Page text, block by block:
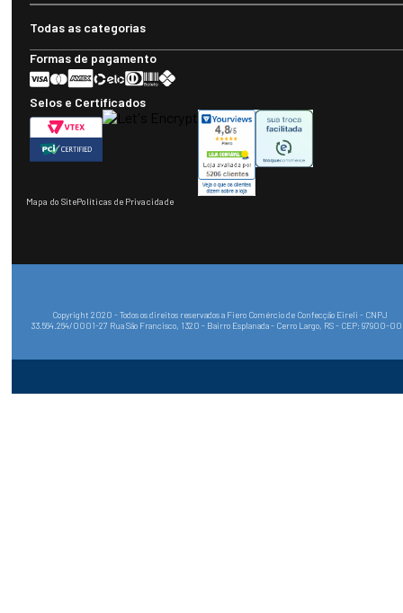
Todas as categorias
Formas de pagamento
Selos e Certificados
Mapa do SitePolíticas de Privacidade
Copyright 2020 - Todos os direitos reservados a Fiero Comércio de Confecção Eireli - CNPJ
33.564.264/0001-27 Rua São Francisco, 1320 - Bairro Esplanada - Cerro Largo, RS - CEP: 97900-